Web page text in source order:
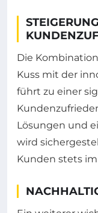
Die
Kuss mit der
führt zu einer
Lösungen und
wird
Kunden stets